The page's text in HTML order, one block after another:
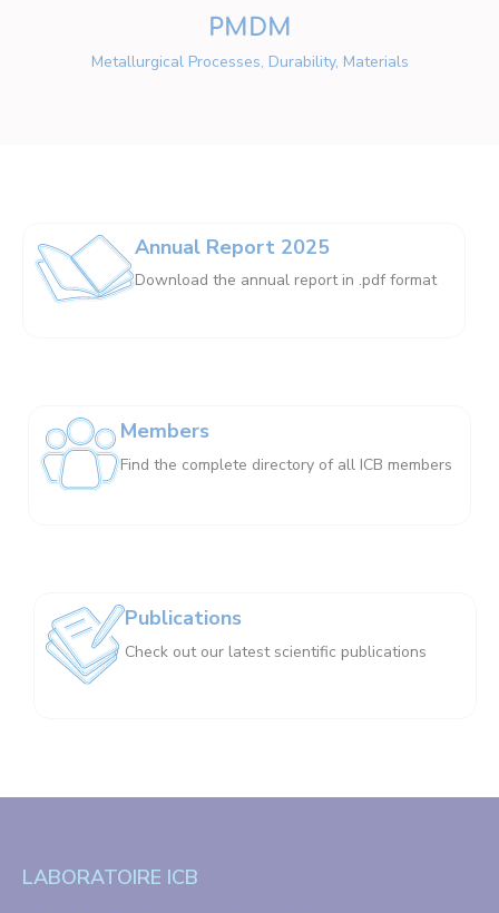
PMDM
Metallurgical Processes, Durability, Materials
Annual Report 2025
Download the annual report in .pdf format
Members
Find the complete directory of all ICB members
Publications
Check out our latest scientific publications
LABORATOIRE ICB